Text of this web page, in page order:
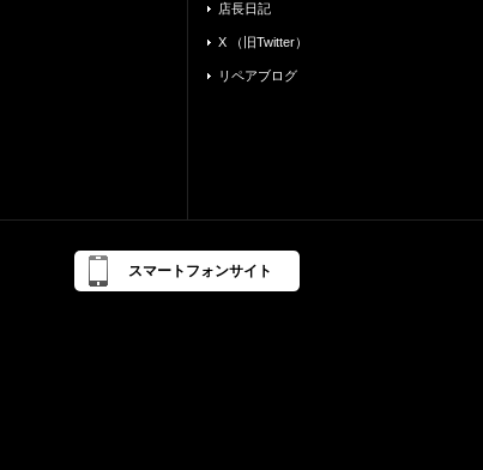
店長日記
X （旧Twitter）
リペアブログ
スマートフォンサイト